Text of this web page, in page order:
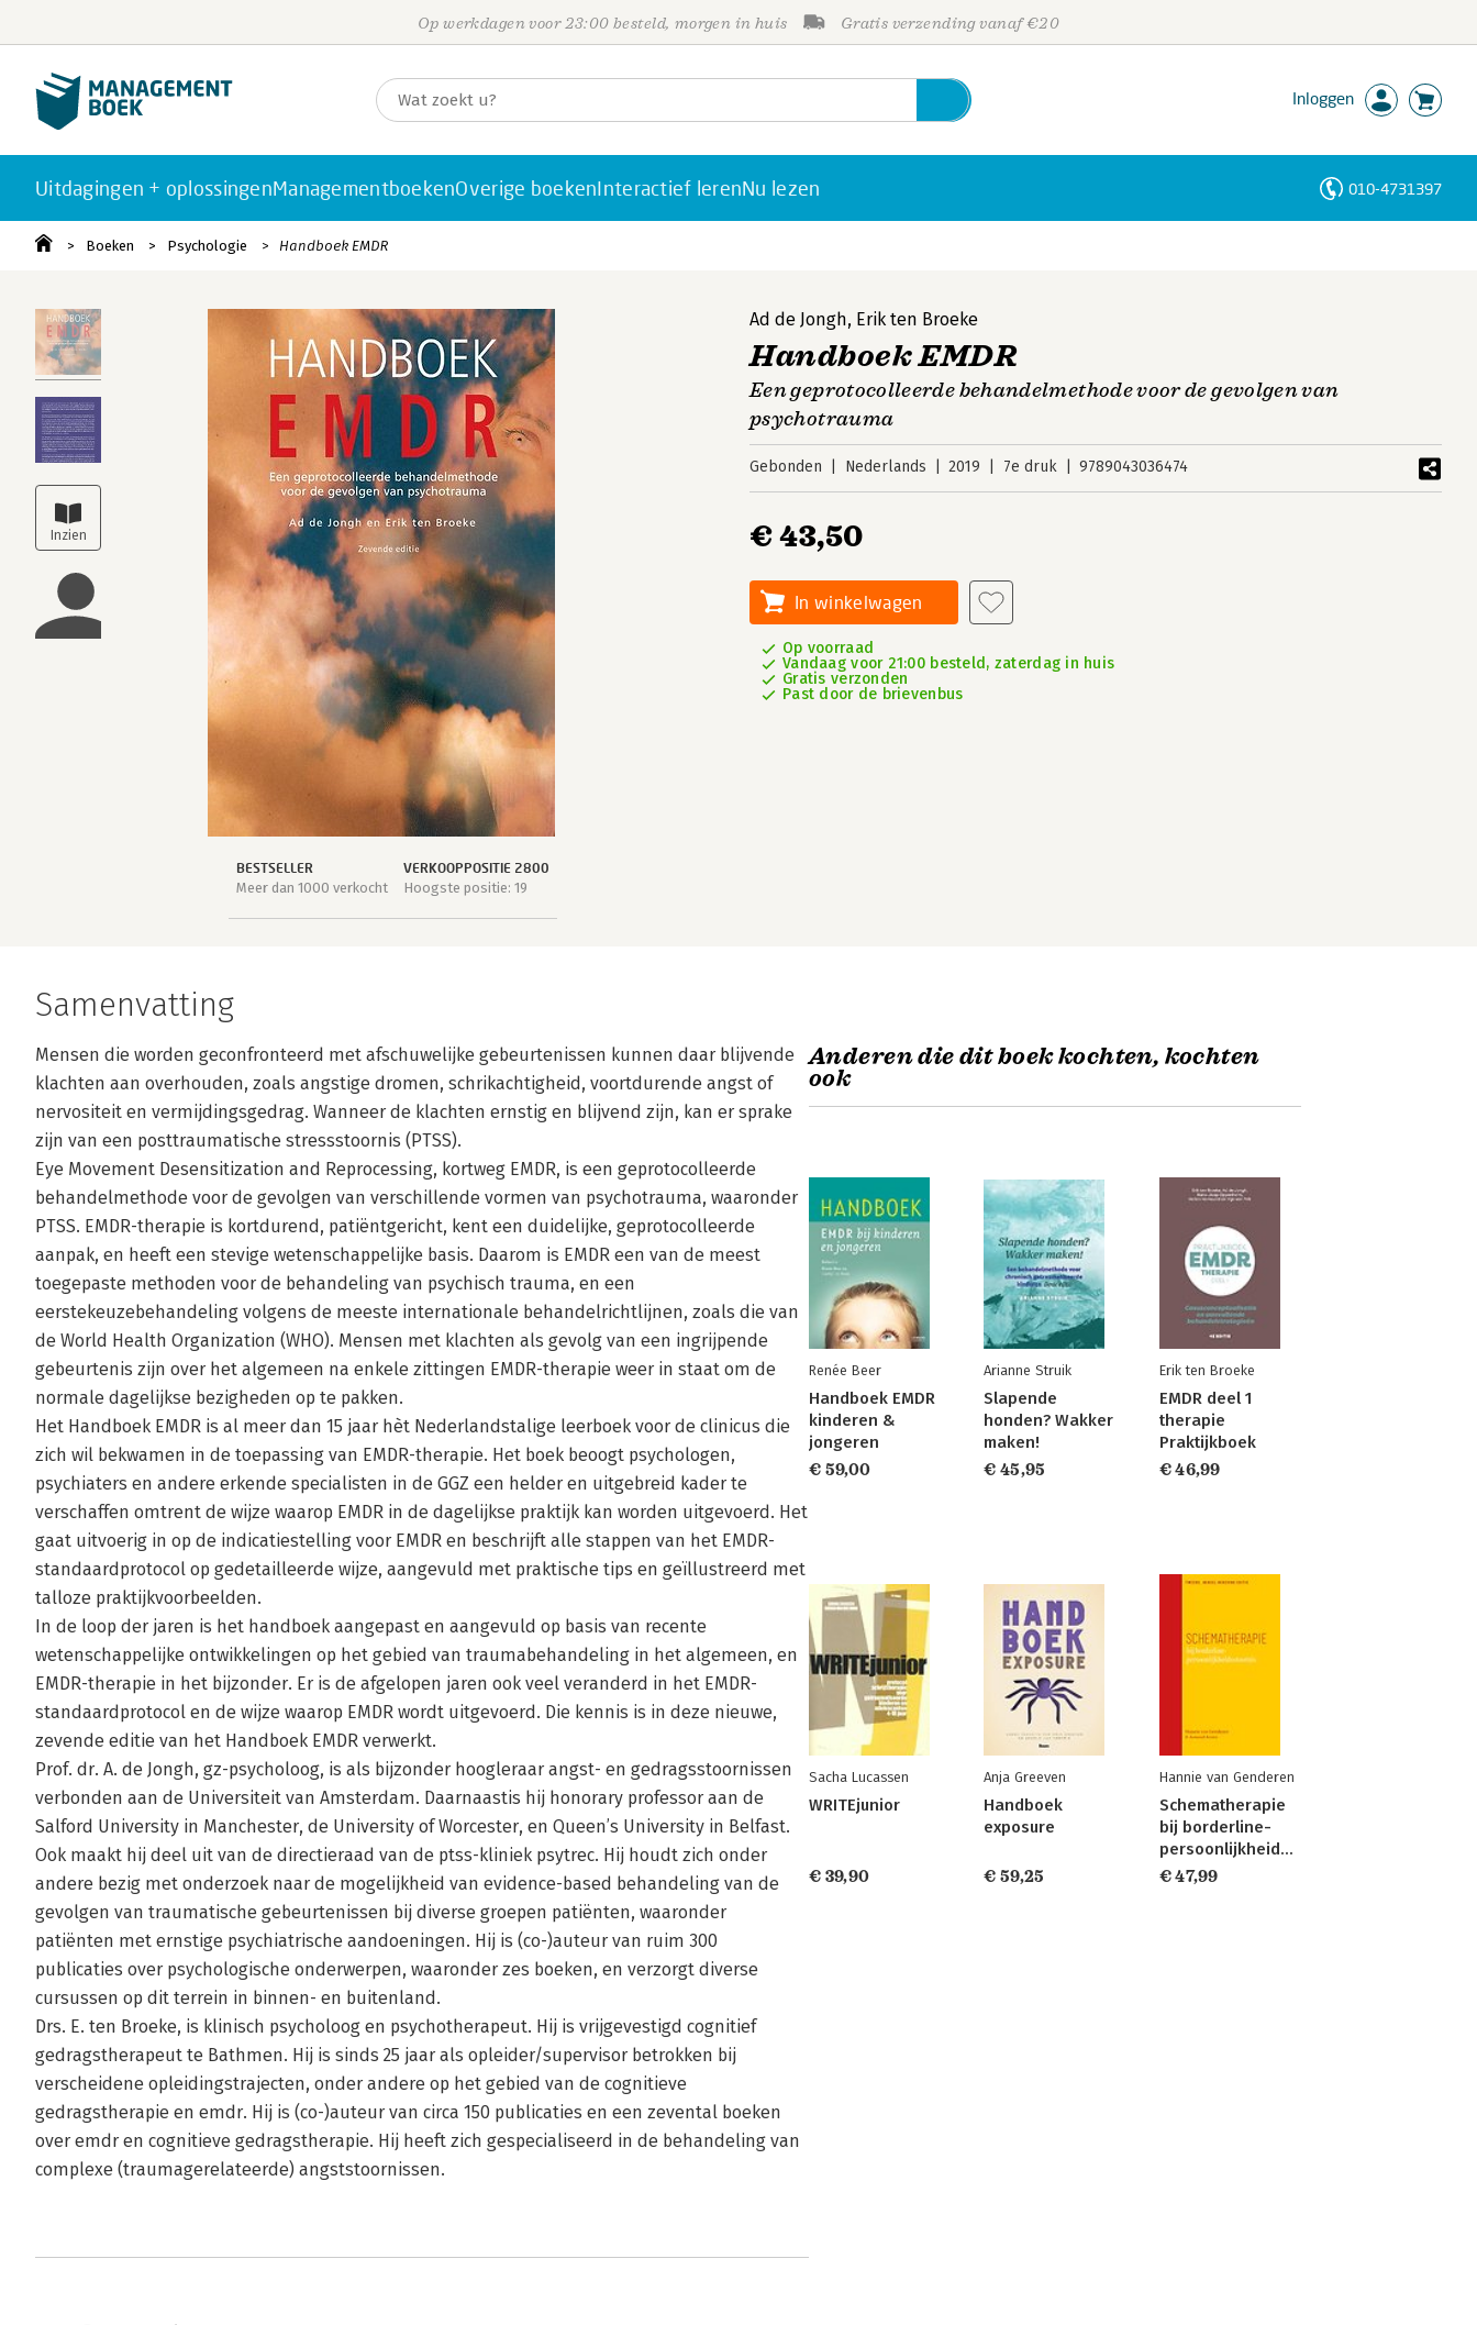
Op werkdagen voor 23:00 besteld, morgen in huis Gratis verzending vanaf €20
Inloggen
Uitdagingen + oplossingenManagementboekenOverige boekenInteractief lerenNu lezen 010-4731397
Boeken Psychologie Handboek EMDR
BESTSELLER
Meer dan 1000 verkocht
VERKOOPPOSITIE 2800
Hoogste positie: 19
Ad de Jongh, Erik ten Broeke
Handboek EMDR
Een geprotocolleerde behandelmethode voor de gevolgen van
psychotrauma
Gebonden Nederlands 2019 7e druk 9789043036474
€ 43,50
In winkelwagen
Op voorraad
Vandaag voor 21:00 besteld, zaterdag in huis
Gratis verzonden
Past door de brievenbus
Samenvatting
Mensen die worden geconfronteerd met afschuwelijke gebeurtenissen kunnen daar blijvende
klachten aan overhouden, zoals angstige dromen, schrikachtigheid, voortdurende angst of
nervositeit en vermijdingsgedrag. Wanneer de klachten ernstig en blijvend zijn, kan er sprake
zijn van een posttraumatische stressstoornis (PTSS).
Eye Movement Desensitization and Reprocessing, kortweg EMDR, is een geprotocolleerde
behandelmethode voor de gevolgen van verschillende vormen van psychotrauma, waaronder
PTSS. EMDR-therapie is kortdurend, patiëntgericht, kent een duidelijke, geprotocolleerde
aanpak, en heeft een stevige wetenschappelijke basis. Daarom is EMDR een van de meest
toegepaste methoden voor de behandeling van psychisch trauma, en een
eerstekeuzebehandeling volgens de meeste internationale behandelrichtlijnen, zoals die van
de World Health Organization (WHO). Mensen met klachten als gevolg van een ingrijpende
gebeurtenis zijn over het algemeen na enkele zittingen EMDR-therapie weer in staat om de
normale dagelijkse bezigheden op te pakken.
Het Handboek EMDR is al meer dan 15 jaar hèt Nederlandstalige leerboek voor de clinicus die
zich wil bekwamen in de toepassing van EMDR-therapie. Het boek beoogt psychologen,
psychiaters en andere erkende specialisten in de GGZ een helder en uitgebreid kader te
verschaffen omtrent de wijze waarop EMDR in de dagelijkse praktijk kan worden uitgevoerd. Het
gaat uitvoerig in op de indicatiestelling voor EMDR en beschrijft alle stappen van het EMDR-
standaardprotocol op gedetailleerde wijze, aangevuld met praktische tips en geïllustreerd met
talloze praktijkvoorbeelden.
In de loop der jaren is het handboek aangepast en aangevuld op basis van recente
wetenschappelijke ontwikkelingen op het gebied van traumabehandeling in het algemeen, en
EMDR-therapie in het bijzonder. Er is de afgelopen jaren ook veel veranderd in het EMDR-
standaardprotocol en de wijze waarop EMDR wordt uitgevoerd. Die kennis is in deze nieuwe,
zevende editie van het Handboek EMDR verwerkt.
Prof. dr. A. de Jongh, gz-psycholoog, is als bijzonder hoogleraar angst- en gedragsstoornissen
verbonden aan de Universiteit van Amsterdam. Daarnaastis hij honorary professor aan de
Salford University in Manchester, de University of Worcester, en Queen’s University in Belfast.
Ook maakt hij deel uit van de directieraad van de ptss-kliniek psytrec. Hij houdt zich onder
andere bezig met onderzoek naar de mogelijkheid van evidence-based behandeling van de
gevolgen van traumatische gebeurtenissen bij diverse groepen patiënten, waaronder
patiënten met ernstige psychiatrische aandoeningen. Hij is (co-)auteur van ruim 300
publicaties over psychologische onderwerpen, waaronder zes boeken, en verzorgt diverse
cursussen op dit terrein in binnen- en buitenland.
Drs. E. ten Broeke, is klinisch psycholoog en psychotherapeut. Hij is vrijgevestigd cognitief
gedragstherapeut te Bathmen. Hij is sinds 25 jaar als opleider/supervisor betrokken bij
verscheidene opleidingstrajecten, onder andere op het gebied van de cognitieve
gedragstherapie en emdr. Hij is (co-)auteur van circa 150 publicaties en een zevental boeken
over emdr en cognitieve gedragstherapie. Hij heeft zich gespecialiseerd in de behandeling van
complexe (traumagerelateerde) angststoornissen.
Anderen die dit boek kochten, kochten
ook
Renée Beer
Handboek EMDR
kinderen &
jongeren
€ 59,00
Arianne Struik
Slapende
honden? Wakker
maken!
€ 45,95
Erik ten Broeke
EMDR deel 1
therapie
Praktijkboek
€ 46,99
Sacha Lucassen
WRITEjunior
€ 39,90
Anja Greeven
Handboek
exposure
€ 59,25
Hannie van Genderen
Schematherapie
bij borderline-
persoonlijkheidsstoornis
€ 47,99
Personen